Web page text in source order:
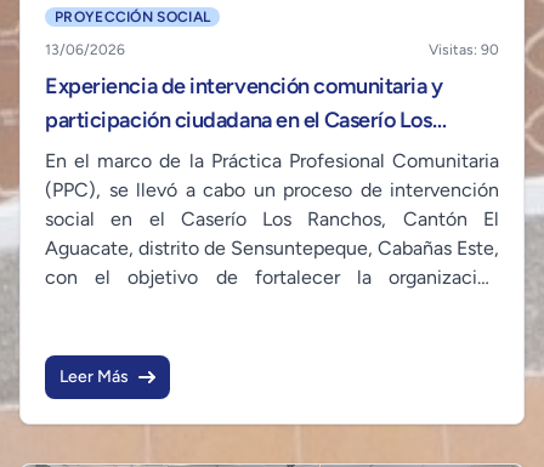
PROYECCIÓN SOCIAL
13/06/2026
Visitas: 90
Experiencia de intervención comunitaria y
participación ciudadana en el Caserío Los
Ranchos, Cantón El Aguacate, distrito de
Sensuntepeque, Cabañas Este
En el marco de la Práctica Profesional Comunitaria
(PPC), se llevó a cabo un proceso de intervención
social en el Caserío Los Ranchos, Cantón El
Aguacate, distrito de Sensuntepeque, Cabañas Este,
con el objetivo de fortalecer la organización
Leer Más